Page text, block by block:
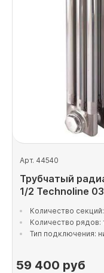
Арт. 44540
Трубчатый
1/2 Technoline
Количество
Количество рядов:
Тип подключения:
59 400 руб